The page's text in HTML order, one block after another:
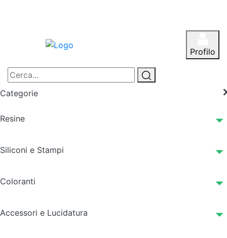
Profilo
Categorie
Resine
Siliconi e Stampi
Coloranti
Accessori e Lucidatura